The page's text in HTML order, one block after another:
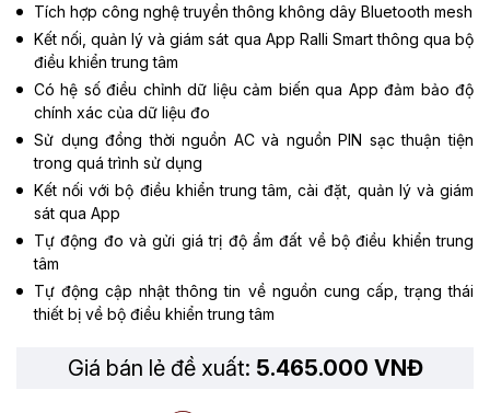
Tích hợp công nghệ truyền thông không dây Bluetooth mesh
Kết nối, quản lý và giám sát qua App Ralli Smart thông qua bộ
điều khiển trung tâm
Có hệ số điều chỉnh dữ liệu cảm biến qua App đảm bảo độ
chính xác của dữ liệu đo
Sử dụng đồng thời nguồn AC và nguồn PIN sạc thuận tiện
trong quá trình sử dụng
Kết nối với bộ điều khiển trung tâm, cài đặt, quản lý và giám
sát qua App
Tự động đo và gửi giá trị độ ẩm đất về bộ điều khiển trung
tâm
Tự động cập nhật thông tin về nguồn cung cấp, trạng thái
thiết bị về bộ điều khiển trung tâm
Giá bán lẻ đề xuất: 5.465.000 VNĐ